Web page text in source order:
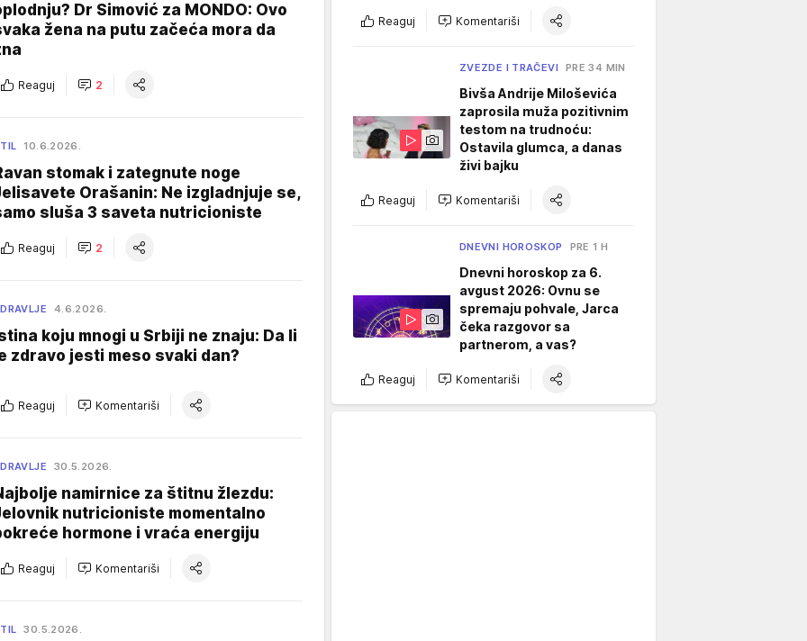
Dr Simović za MONDO: Ovo
žena na putu začeća mora da
Reaguj 2
10.6.2026.
stomak i zategnute noge
Orašanin: Ne izgladnjuje se,
sluša 3 saveta nutricioniste
Reaguj 2
4.6.2026.
koju mnogi u Srbiji ne znaju: Da li
zdravo jesti meso svaki dan?
Reaguj Komentariši
30.5.2026.
namirnice za štitnu žlezdu:
nutricioniste momentalno
hormone i vraća energiju
Reaguj Komentariši
30.5.2026.
Reaguj Komentariši
ZVEZDE I TRAČEVI PRE 34 MIN
Bivša Andrije Miloševića
zaprosila muža pozitivnim
testom na trudnoću:
Ostavila glumca, a danas
živi bajku
Reaguj Komentariši
DNEVNI HOROSKOP PRE 1 H
Dnevni horoskop za 6.
avgust 2026: Ovnu se
spremaju pohvale, Jarca
čeka razgovor sa
partnerom, a vas?
Reaguj Komentariši